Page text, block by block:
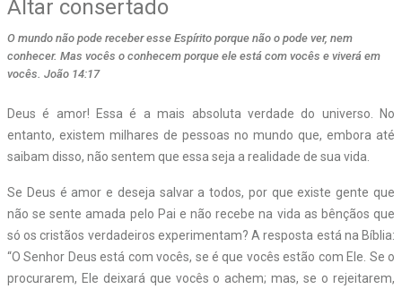
Altar consertado
O mundo não pode receber esse Espírito porque não o pode ver, nem
conhecer. Mas vocês o conhecem porque ele está com vocês e viverá em
vocês. João 14:17
Deus é amor! Essa é a mais absoluta verdade do universo. No
entanto, existem milhares de pessoas no mundo que, embora até
saibam disso, não sentem que essa seja a realidade de sua vida.
Se Deus é amor e deseja salvar a todos, por que existe gente que
não se sente amada pelo Pai e não recebe na vida as bênçãos que
só os cristãos verdadeiros experimentam? A resposta está na Bíblia:
“O Senhor Deus está com vocês, se é que vocês estão com Ele. Se o
procurarem, Ele deixará que vocês o achem; mas, se o rejeitarem,